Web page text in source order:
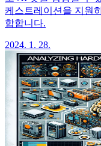
케스트레이션을 지원
합합니다.
2024. 1. 28.